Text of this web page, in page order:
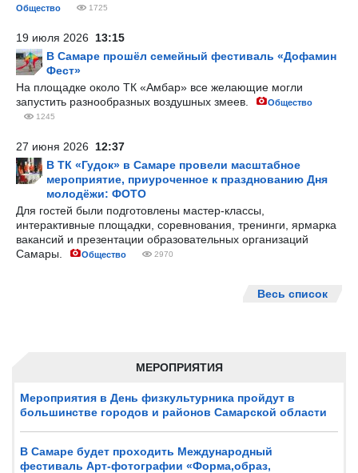
МЕРОПРИЯТИЯ
Мероприятия в День физкультурника пройдут в
большинстве городов и районов Самарской области
В Самаре будет проходить Международный
фестиваль Арт-фотографии «Форма,образ,
Общество 1725
19 июля 2026 13:15
В Самаре прошёл семейный фестиваль «Дофамин
Фест»
На площадке около ТК «Амбар» все желающие могли
запустить разнообразных воздушных змеев.
Общество
1245
27 июня 2026 12:37
В ТК «Гудок» в Самаре провели масштабное
мероприятие, приуроченное к празднованию Дня
молодёжи: ФОТО
Для гостей были подготовлены мастер-классы,
интерактивные площадки, соревнования, тренинги, ярмарка
вакансий и презентации образовательных организаций
Самары.
Общество 2970
Весь список